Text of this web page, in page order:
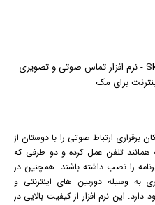
برقراری ارتباط صوتی را با دوستان از
همانند تلفن عمل کرده و دو طرفی که
را نصب داشته باشند. همچنین در
به وسیله دوربین های اینترنتی و
این نرم افزار از کیفیت بالایی در